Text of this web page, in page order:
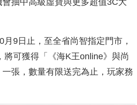
9日止，至全省尚智指定門市，
將可獲得「《海K王online》與尚
張，數量有限送完為止，玩家務